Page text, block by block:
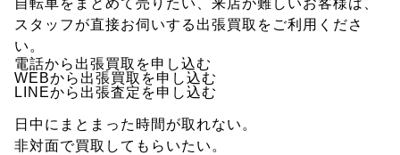
自転車をまとめて売りたい、来店が難しいお客様は、
スタッフが直接お伺いする出張買取をご利用くださ
い。
電話から出張買取を申し込む
WEBから出張買取を申し込む
LINEから出張査定を申し込む
日中にまとまった時間が取れない。
非対面で買取してもらいたい。